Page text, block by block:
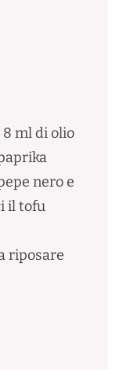
8 ml di olio
nero e
il tofu
riposare